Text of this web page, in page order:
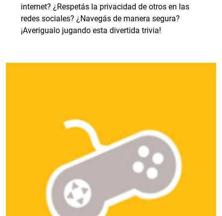
internet? ¿Respetás la privacidad de otros en las
redes sociales? ¿Navegás de manera segura?
¡Averigualo jugando esta divertida trivia!